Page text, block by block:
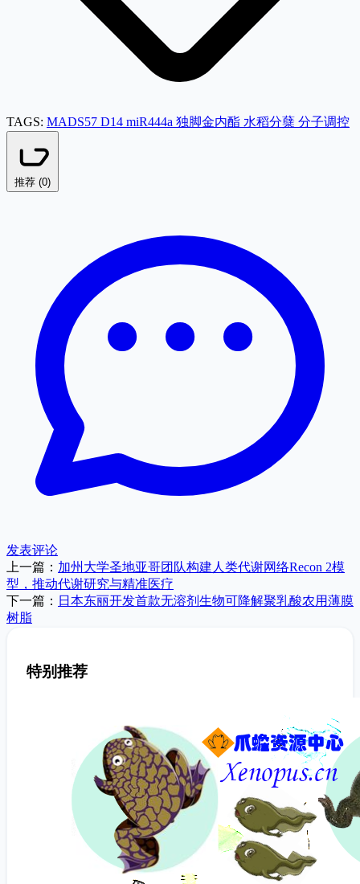
TAGS: MADS57 D14 miR444a 独脚金内酯 水稻分蘖 分子调控
推荐 (0)
发表评论
上一篇： 加州大学圣地亚哥团队构建人类代谢网络Recon 2模
型，推动代谢研究与精准医疗
下一篇： 日本东丽开发首款无溶剂生物可降解聚乳酸农用薄膜
树脂
特别推荐